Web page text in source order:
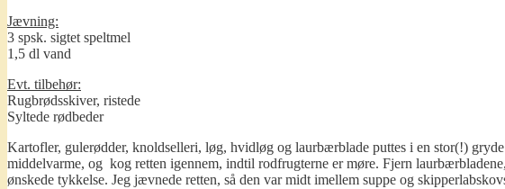
Jævning:
3 spsk. sigtet speltmel
1,5 dl vand
Evt. tilbehør:
Rugbrødsskiver, ristede
Syltede rødbeder
Kartofler, gulerødder, knoldselleri, løg, hvidløg og laurbærblade puttes i en stor(!)
middelvarme, og kog retten igennem, indtil rodfrugterne er møre. Fjern
ønskede tykkelse. Jeg jævnede retten, så den var midt imellem suppe og